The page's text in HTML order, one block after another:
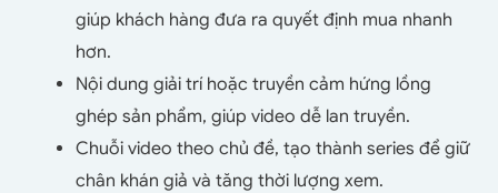
giúp khách hàng đưa ra quyết định mua nhanh
hơn.
Nội dung giải trí hoặc truyền cảm hứng lồng
ghép sản phẩm, giúp video dễ lan truyền.
Chuỗi video theo chủ đề, tạo thành series để giữ
chân khán giả và tăng thời lượng xem.